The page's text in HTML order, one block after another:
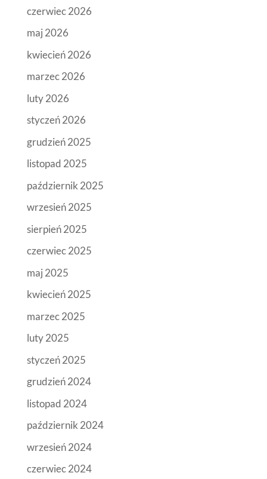
czerwiec 2026
maj 2026
kwiecień 2026
marzec 2026
luty 2026
styczeń 2026
grudzień 2025
listopad 2025
październik 2025
wrzesień 2025
sierpień 2025
czerwiec 2025
maj 2025
kwiecień 2025
marzec 2025
luty 2025
styczeń 2025
grudzień 2024
listopad 2024
październik 2024
wrzesień 2024
czerwiec 2024